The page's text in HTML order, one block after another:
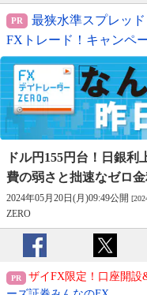
最狭水準スプレッ
FXトレード！キャンペ
ドル円155円台！日銀
費の弱さと拙速なゼロ
2024年05月20日(月)09:49公開
ZERO
ザイFX限定！口座開設